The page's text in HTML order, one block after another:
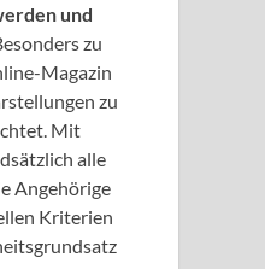
und
zu
Magazin
zu
Mit
alle
Angehörige
Kriterien